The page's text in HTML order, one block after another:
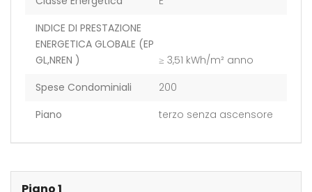
INDICE DI PRESTAZIONE
ENERGETICA GLOBALE (EP
GL,NREN )
≥ 3,51 kWh/m² anno
Spese Condominiali
200
Piano
terzo senza ascensore
Piano 1